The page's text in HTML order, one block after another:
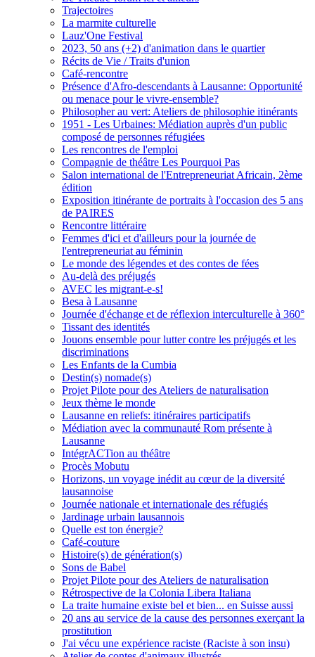
Trajectoires
La marmite culturelle
Lauz'One Festival
2023, 50 ans (+2) d'animation dans le quartier
Récits de Vie / Traits d'union
Café-rencontre
Présence d'Afro-descendants à Lausanne: Opportunité
ou menace pour le vivre-ensemble?
Philosopher au vert: Ateliers de philosophie itinérants
1951 - Les Urbaines: Médiation auprès d'un public
composé de personnes réfugiées
Les rencontres de l'emploi
Compagnie de théâtre Les Pourquoi Pas
Salon international de l'Entrepreneuriat Africain, 2ème
édition
Exposition itinérante de portraits à l'occasion des 5 ans
de PAIRES
Rencontre littéraire
Femmes d'ici et d'ailleurs pour la journée de
l'entrepreneuriat au féminin
Le monde des légendes et des contes de fées
Au-delà des préjugés
AVEC les migrant-e-s!
Besa à Lausanne
Journée d'échange et de réflexion interculturelle à 360°
Tissant des identités
Jouons ensemble pour lutter contre les préjugés et les
discriminations
Les Enfants de la Cumbia
Destin(s) nomade(s)
Projet Pilote pour des Ateliers de naturalisation
Jeux thème le monde
Lausanne en reliefs: itinéraires participatifs
Médiation avec la communauté Rom présente à
Lausanne
IntégrACTion au théâtre
Procès Mobutu
Horizons, un voyage inédit au cœur de la diversité
lausannoise
Journée nationale et internationale des réfugiés
Jardinage urbain lausannois
Quelle est ton énergie?
Café-couture
Histoire(s) de génération(s)
Sons de Babel
Projet Pilote pour des Ateliers de naturalisation
Rétrospective de la Colonia Libera Italiana
La traite humaine existe bel et bien... en Suisse aussi
20 ans au service de la cause des personnes exerçant la
prostitution
J'ai vécu une expérience raciste (Raciste à son insu)